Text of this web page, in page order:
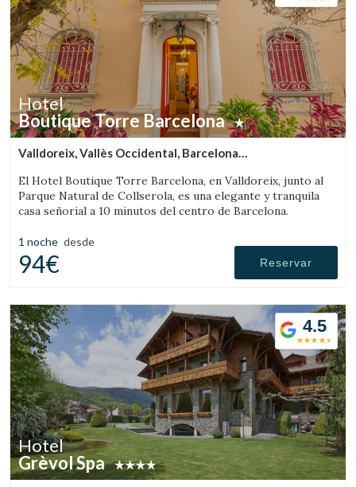
Hotel
Boutique Torre Barcelona
Valldoreix, Vallès Occidental, Barcelona
El Hotel Boutique Torre Barcelona, en Valldoreix, junto al
Parque Natural de Collserola, es una elegante y tranquila
casa señorial a 10 minutos del centro de Barcelona.
1 noche desde
94€ Reservar
4.5
Hotel
Grèvol Spa